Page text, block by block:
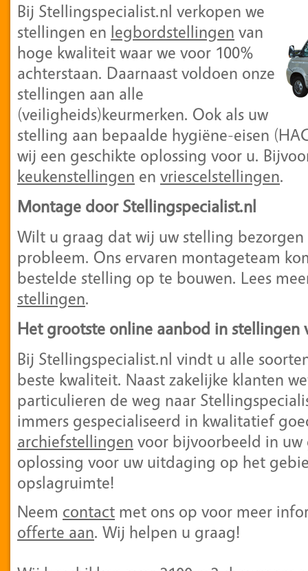
Bij Stellingspecialist.nl verkopen we
stellingen en legbordstellingen van
hoge kwaliteit waar we voor 100%
achterstaan. Daarnaast voldoen onze
stellingen aan alle
(veiligheids)keurmerken. Ook als uw
stelling aan bepaalde hygiëne-eisen
wij een geschikte oplossing voor u.
keukenstellingen en vriescelstellingen.
Montage door Stellingspecialist.nl
Wilt u graag dat wij uw stelling bezorgen
probleem. Ons ervaren montageteam
bestelde stelling op te bouwen. Lees
stellingen.
Het grootste online aanbod in stellingen
Bij Stellingspecialist.nl vindt u alle
beste kwaliteit. Naast zakelijke klanten
particulieren de weg naar
immers gespecialiseerd in kwalitatief
archiefstellingen voor bijvoorbeeld in uw
oplossing voor uw uitdaging op het
opslagruimte!
Neem contact met ons op voor meer
offerte aan. Wij helpen u graag!